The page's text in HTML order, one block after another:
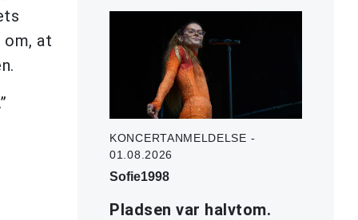
om, at
KONCERTANMELDELSE -
01.08.2026
Sofie1998
Pladsen var halvtom.